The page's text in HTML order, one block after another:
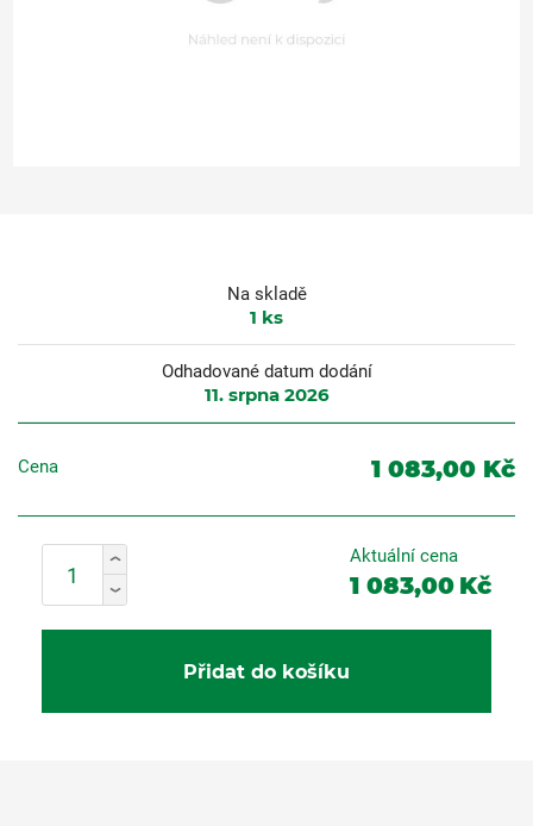
Na skladě
1 ks
Odhadované datum dodání
11. srpna 2026
Cena 1 083,00 Kč
Aktuální cena
1 083,00 Kč
Přidat do košíku